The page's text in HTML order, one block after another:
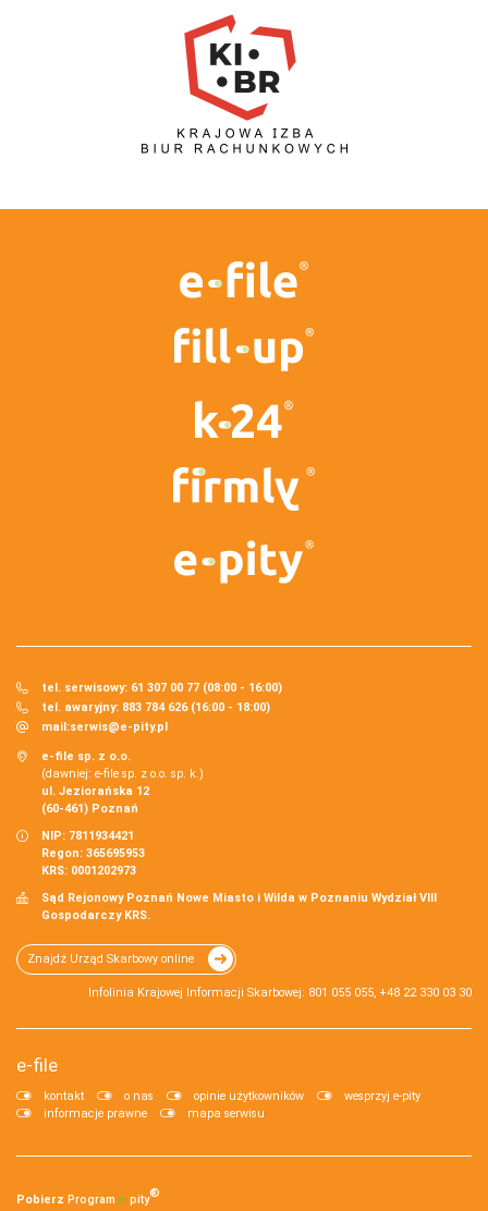
tel. serwisowy: 61 307 00 77 (08:00 - 16:00)
tel. awaryjny: 883 784 626 (16:00 - 18:00)
mail:serwis@e-pity.pl
e-file sp. z o.o.
(dawniej: e-file sp. z o.o. sp. k.)
ul. Jeziorańska 12
(60-461) Poznań
NIP: 7811934421
Regon: 365695953
KRS: 0001202973
Sąd Rejonowy Poznań Nowe Miasto i Wilda w Poznaniu Wydział VIII
Gospodarczy KRS.
Znajdź Urząd Skarbowy online
Infolinia Krajowej Informacji Skarbowej: 801 055 055, +48 22 330 03 30
e-file
kontakt o nas opinie użytkowników
wesprzyj e-pity
informacje prawne
mapa serwisu
Pobierz Program e‑pity®